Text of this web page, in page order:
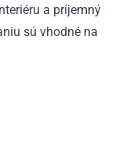
a príjemný
sú vhodné na